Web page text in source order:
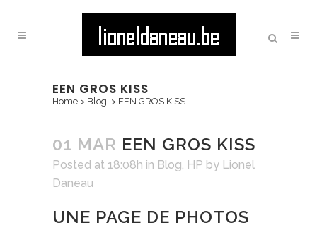
EEN GROS KISS
Home > Blog > EEN GROS KISS
01 MAR EEN GROS KISS
Posted at 18:08h in Blog, HP by Lionel
Daneau
UNE PAGE DE PHOTOS